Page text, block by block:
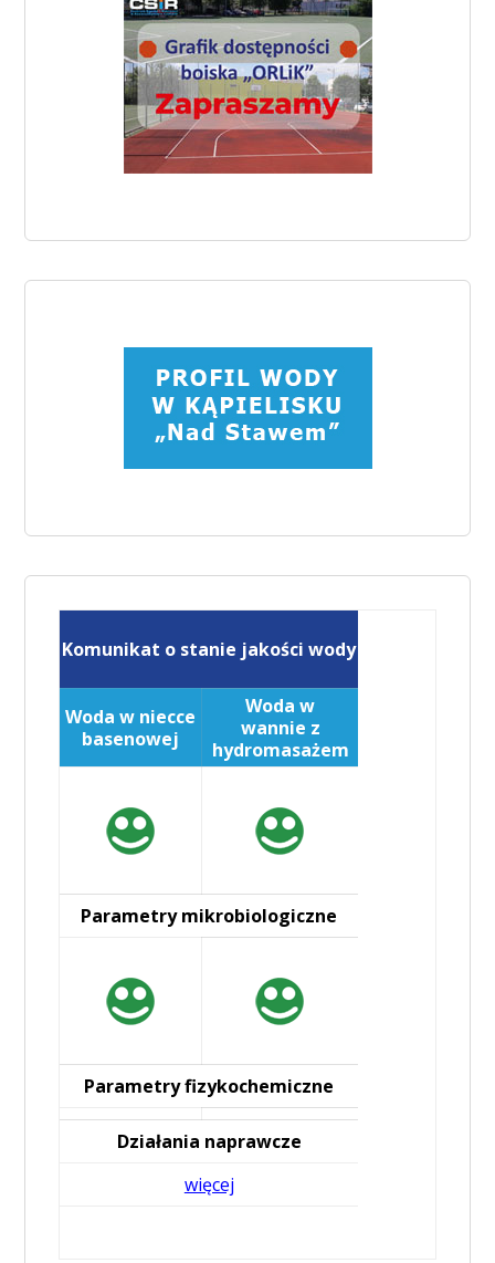
Komunikat o stanie jakości wody
Woda w niecce
basenowej
Woda w
wannie z
hydromasażem
Parametry mikrobiologiczne
Parametry fizykochemiczne
Działania naprawcze
więcej